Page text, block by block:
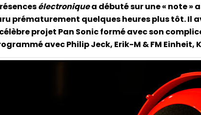
électroniquea débuté sur une « note »
prématurement quelques heures plus tôt. Il
projet Pan Sonic formé avec son
avec Philip Jeck, Erik-M & FM Einheit,